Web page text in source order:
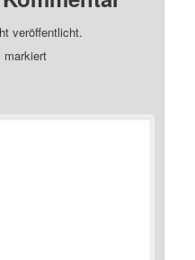
veröffentlicht.
markiert